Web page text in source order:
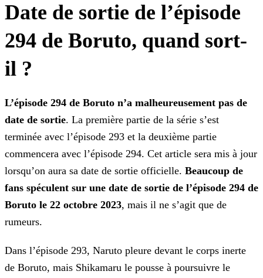
Date de sortie de l’épisode
294 de Boruto, quand sort-
il ?
L’épisode 294 de Boruto n’a malheureusement pas de
date de sortie. La première partie de la série s’est
terminée avec l’épisode 293 et la deuxième partie
commencera avec l’épisode 294. Cet article sera mis à jour
lorsqu’on aura sa date de sortie officielle. Beaucoup de
fans spéculent sur une date de sortie de l’épisode 294 de
Boruto le 22 octobre 2023, mais il ne s’agit que de
rumeurs.
Dans l’épisode 293, Naruto pleure devant le corps inerte
de Boruto, mais Shikamaru le pousse à poursuivre le